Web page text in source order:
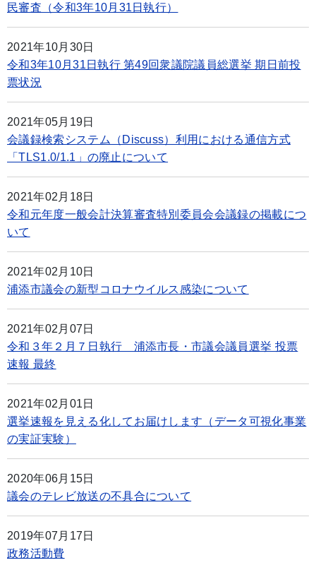
民審査（令和3年10月31日執行）
2021年10月30日
令和3年10月31日執行 第49回衆議院議員総選挙 期日前投
票状況
2021年05月19日
会議録検索システム（Discuss）利用における通信方式
「TLS1.0/1.1」の廃止について
2021年02月18日
令和元年度一般会計決算審査特別委員会会議録の掲載につ
いて
2021年02月10日
浦添市議会の新型コロナウイルス感染について
2021年02月07日
令和３年２月７日執行 浦添市長・市議会議員選挙 投票
速報 最終
2021年02月01日
選挙速報を見える化してお届けします（データ可視化事業
の実証実験）
2020年06月15日
議会のテレビ放送の不具合について
2019年07月17日
政務活動費